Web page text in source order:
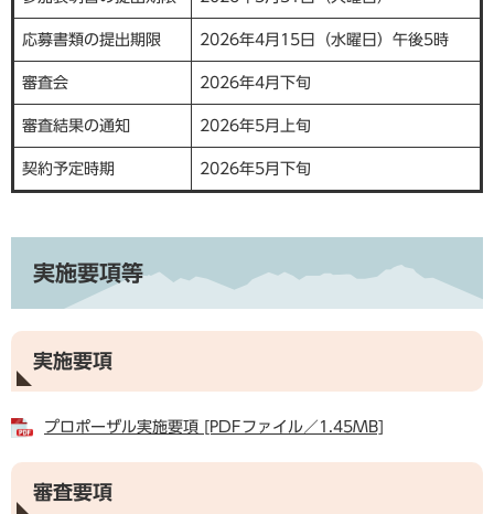
応募書類の提出期限 2026年4月15日（水曜日）午後5時
審査会 2026年4月下旬
審査結果の通知 2026年5月上旬
契約予定時期 2026年5月下旬
実施要項等
実施要項
プロポーザル実施要項 [PDFファイル／1.45MB]
審査要項​